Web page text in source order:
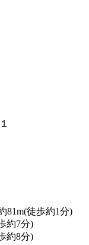
81m(徒歩約1分)
約7分)
約8分)